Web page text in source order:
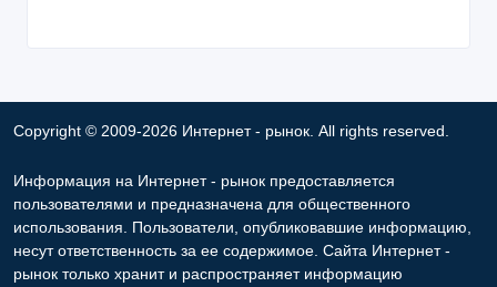
Copyright © 2009-2026 Интернет - рынок. All rights reserved.
Информация на Интернет - рынок предоставляется
пользователями и предназначена для общественного
использования. Пользователи, опубликовавшие информацию,
несут ответственность за ее содержимое. Сайта Интернет -
рынок только хранит и распространяет информацию